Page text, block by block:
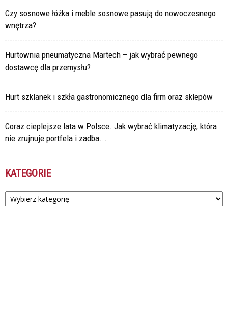
Czy sosnowe łóżka i meble sosnowe pasują do nowoczesnego
wnętrza?
Hurtownia pneumatyczna Martech – jak wybrać pewnego
dostawcę dla przemysłu?
Hurt szklanek i szkła gastronomicznego dla firm oraz sklepów
Coraz cieplejsze lata w Polsce. Jak wybrać klimatyzację, która
nie zrujnuje portfela i zadba...
KATEGORIE
Kategorie